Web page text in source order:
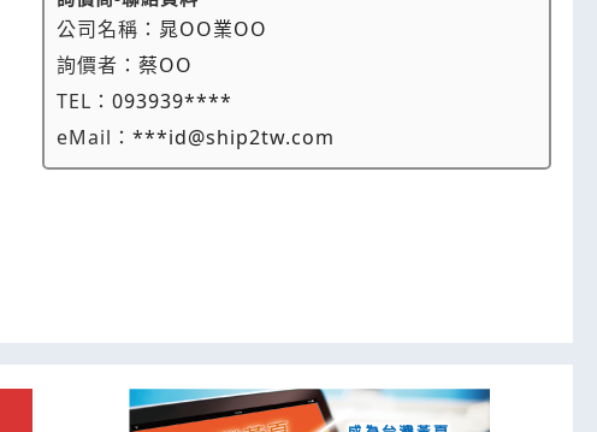
公司名稱： 晁OO業OO
詢價者：蔡OO
TEL：093939****
eMail：***id@ship2tw.com